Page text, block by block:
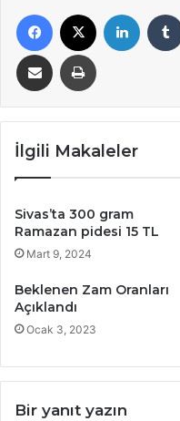
Facebook LinkedIn
E-Posta ile paylaş Yazdır
İlgili Makaleler
Sivas’ta 300 gram
Ramazan pidesi 15 TL
Mart 9, 2024
Beklenen Zam Oranları
Açıklandı
Ocak 3, 2023
Bir yanıt yazın